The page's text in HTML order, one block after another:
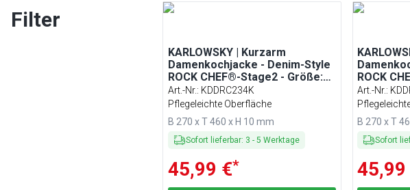
Filter
KARLOWSKY | Kurzarm
Damenkochjacke - Denim-Style
ROCK CHEF®-Stage2 - Größe:
34
Art.-Nr.: KDDRC234K
Pflegeleichte Oberfläche
B 270 x T 460 x H 10 mm
Sofort lieferbar: 3 - 5 Werktage
45,99 €*
ROCK
36
Art.-Nr.:
B 270 x T
Sofort